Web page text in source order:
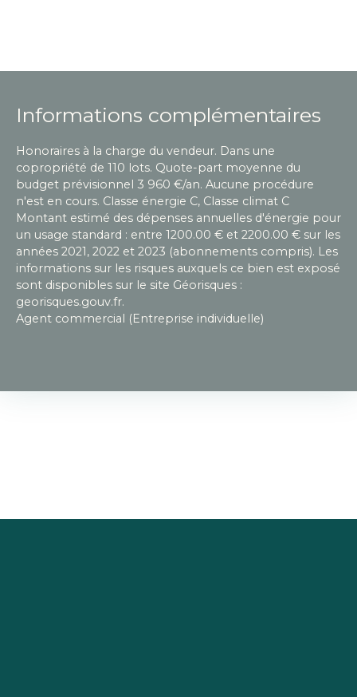
Informations complémentaires
Honoraires à la charge du vendeur. Dans une
copropriété de 110 lots. Quote-part moyenne du
budget prévisionnel 3 960 €/an. Aucune procédure
n'est en cours. Classe énergie C, Classe climat C
Montant estimé des dépenses annuelles d'énergie pour
un usage standard : entre 1200.00 € et 2200.00 € sur les
années 2021, 2022 et 2023 (abonnements compris). Les
informations sur les risques auxquels ce bien est exposé
sont disponibles sur le site Géorisques :
georisques.gouv.fr.
Agent commercial (Entreprise individuelle)